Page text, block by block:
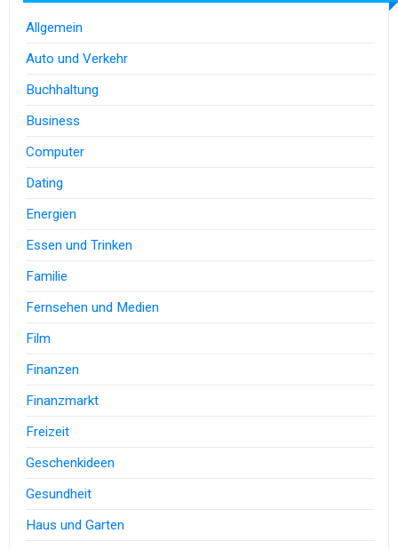
Allgemein
Auto und Verkehr
Buchhaltung
Business
Computer
Dating
Energien
Essen und Trinken
Familie
Fernsehen und Medien
Film
Finanzen
Finanzmarkt
Freizeit
Geschenkideen
Gesundheit
Haus und Garten